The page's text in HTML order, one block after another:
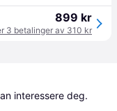
899 kr
3 betalinger av 310 kr